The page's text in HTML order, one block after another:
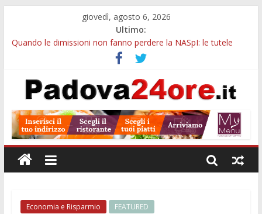
giovedì, agosto 6, 2026
Ultimo:
Quando le dimissioni non fanno perdere la NASpI: le tutele
previste nei casi di violenza di genere
Ferragosto in Prato della Valle, da Tracy Spencer a Valeria
Rossi: musica e fuochi
Notizie di Padova ore 10: Hiroshima, nuovo corso MedTech,
Notizie di Padova alle ore 21: SIT torna all’utile, crescono le
auto nuove e concorsi comunali
Transizione 4.0, più tempo alle imprese del Padovano:
prorogate le comunicazioni sugli investimenti
Economia e Risparmio FEATURED